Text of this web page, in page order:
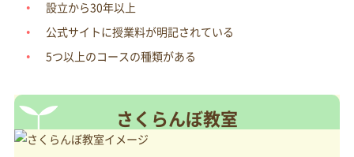
設立から30年以上
公式サイトに授業料が明記されている
5つ以上のコースの種類がある
さくらんぼ教室